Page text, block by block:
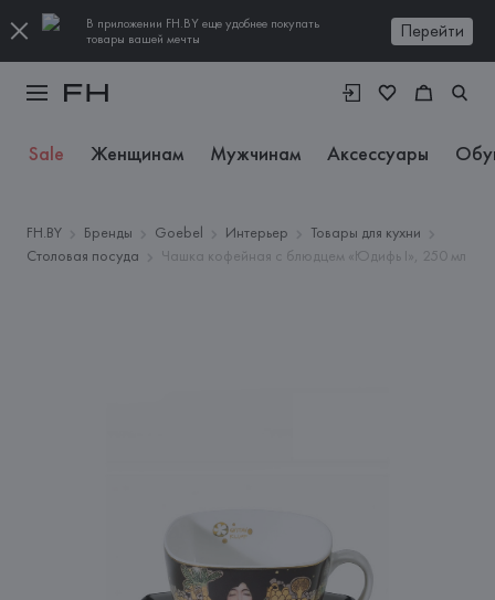
В приложении FH.BY еще удобнее покупать
товары вашей мечты
Перейти
Sale Женщинам Мужчинам Аксессуары
FH.BY Бренды Goebel Интерьер
Товары для кухни
Столовая посуда
Чашка кофейная с блюдцем «Юдифь I», 250 мл